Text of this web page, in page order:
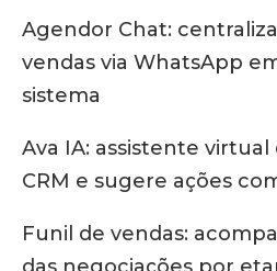
Agendor Chat:
vendas via WhatsApp
sistema
Ava IA: assistente
CRM e sugere ações
Funil de vendas: